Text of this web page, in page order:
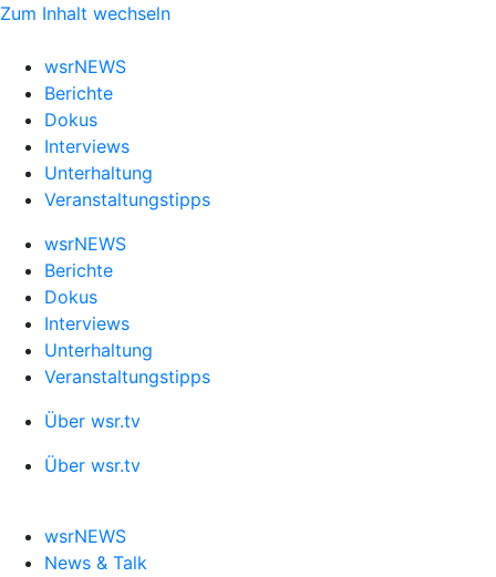
Zum Inhalt wechseln
wsrNEWS
Berichte
Dokus
Interviews
Unterhaltung
Veranstaltungstipps
wsrNEWS
Berichte
Dokus
Interviews
Unterhaltung
Veranstaltungstipps
Über wsr.tv
Über wsr.tv
wsrNEWS
News & Talk